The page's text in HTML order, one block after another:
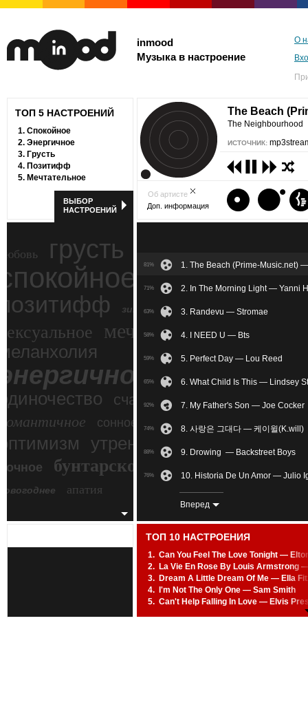
inmood
Музыка в настроение
О
ТОП 5 НАСТРОЕНИЙ
1. Спокойное
2. Энергичное
3. Грусть
4. Позитифф
5. Мечтательное
ВЫБОР
НАСТРОЕНИЙ
грусть
ностальгия
зимний экстрим
мечтательное
счастье
сонное
утреннее злость
бунтарское
беспокойное
апатия
The Beach
The Neighbourhood
ИСТОЧНИК:
Об артисте
Доп. информация
81% 1. The Beach (Prime-Music.net)
71% 2. In The Morning Light — Yanni
63% 3. Randevu — Stromae
58% 4. I NEED U — Bts
59% 5. Perfect Day — Lou Reed
65% 6. What Child Is This — Lindsey
92% 7. My Father's Son — Joe Cocker
74% 8. 사랑은 그대다 — 케이윌(K.will)
88% 9. Drowing — Backstreet Boys
76% 10. Historia De Un Amor — Julio
11. WIMU Neural Clan Remix
69% 12. I Put A Spell On You — Nina
86% 14. SALED WITH A KISS —
47% 15. Only When I Dance — Becca
79% 16. Through Glass — Stone Sour
Вперед
ТОП 10 НАСТРОЕНИЯ
1. Can You Feel The Love Tonight —
2. La Vie En Rose By Louis Armstrong
3. Dream A Little Dream Of Me — Ella
4.
I'm Not The Only One — Sam Smith
5. Can't Help Falling In Love — Elvis